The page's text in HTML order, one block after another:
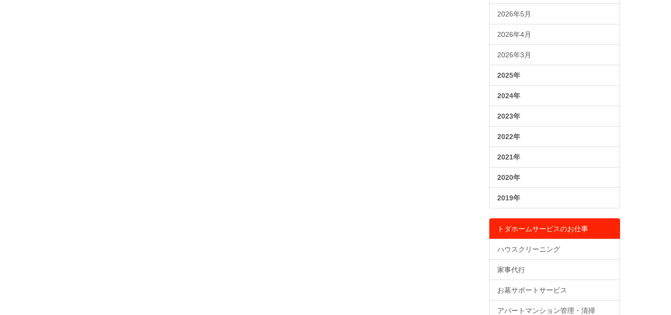
2026年5月
2026年4月
2026年3月
2025年
2024年
2023年
2022年
2021年
2020年
2019年
トダホームサービスのお仕事
ハウスクリーニング
家事代行
お墓サポートサービス
アパートマンション管理・清掃